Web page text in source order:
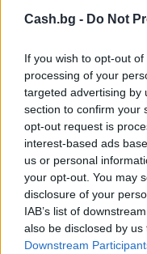
Cash.bg - Do Not
If you wish to opt-out
processing of your
targeted advertising by
section to confirm your
opt-out request is
interest-based ads
us or personal
your opt-out. You may
disclosure of your
IAB’s list of
also be disclosed by
Downstream
Ню Йорк
който е
06.08.2026 / 16:00